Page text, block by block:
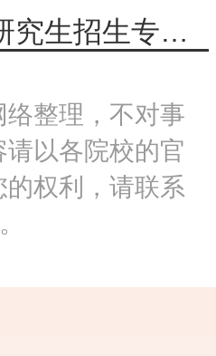
下一篇：安徽工业大学2022年研究生招生专业目录
整理，不对事
以各院校的官
权利，请联系